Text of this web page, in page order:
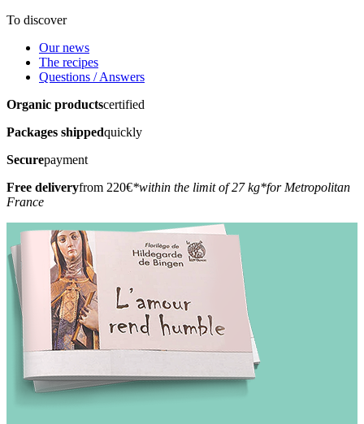
To discover
Our news
The recipes
Questions / Answers
Organic productscertified
Packages shippedquickly
Securepayment
Free deliveryfrom 220€*within the limit of 27 kg*for Metropolitan
France